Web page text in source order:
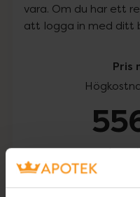
vara. Om du har ett
att logga in med ditt
Pris
I
Köp